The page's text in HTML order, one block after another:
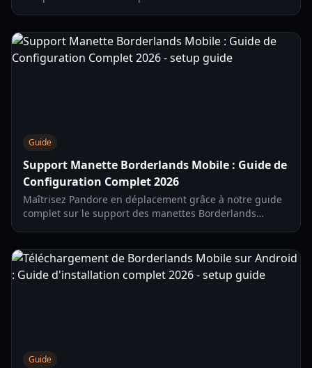
équipe.
Guide
Support Manette Borderlands Mobile : Guide de
Configuration Complet 2026
Maîtrisez Pandore en déplacement grâce à notre guide
complet sur le support des manettes Borderlands
Guide